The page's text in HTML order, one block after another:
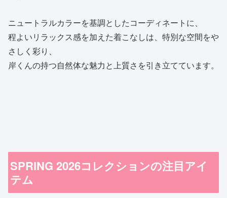
ニュートラルカラーを基調としたコーディネートに、
程よいリラックス感を加えた着こなしは、特別な空間をや
さしく彩り、
岸くんの持つ自然体な魅力と上質さを引き立てています。
SPRING 2026コレクションの注目アイ
テム